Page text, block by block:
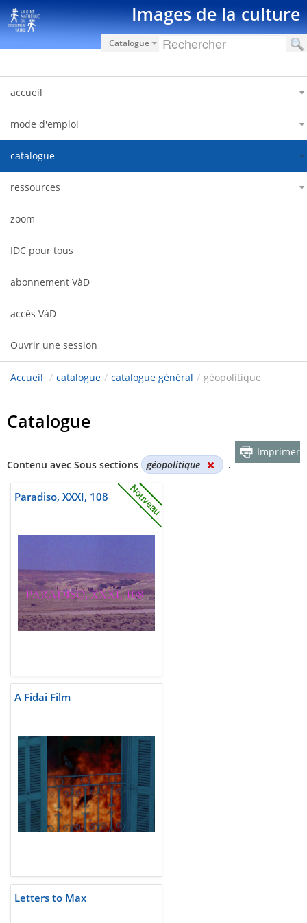
Saut au contenu Images de la culture
Catalogue
accueil
mode d'emploi
catalogue
ressources
zoom
IDC pour tous
abonnement VàD
accès VàD
Ouvrir une session
Accueil / catalogue / catalogue général / géopolitique
Catalogue
Contenu avec Sous sections géopolitique .
Imprimer
Paradiso, XXXI, 108
A Fidai Film
Letters to Max